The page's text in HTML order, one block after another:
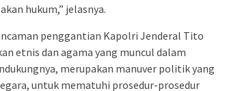
hukum,” jelasnya.
penggantian Kapolri Jenderal Tito
etnis dan agama yang muncul dalam
merupakan manuver politik yang
untuk mematuhi prosedur-prosedur